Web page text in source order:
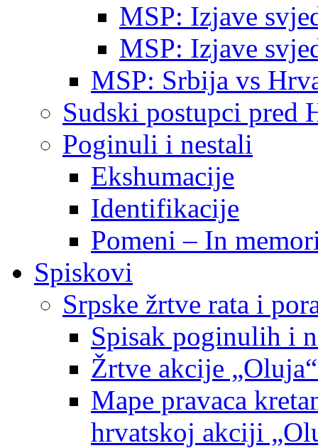
MSP: Izjave
MSP: Izjave
MSP: Srbija vs
Sudski postupci pred
Poginuli i nestali
Ekshumacije
Identifikacije
Pomeni – In
Spiskovi
Srpske žrtve rata i
Spisak poginulih i
Žrtve akcije
Mape pravaca
hrvatskoj akciji